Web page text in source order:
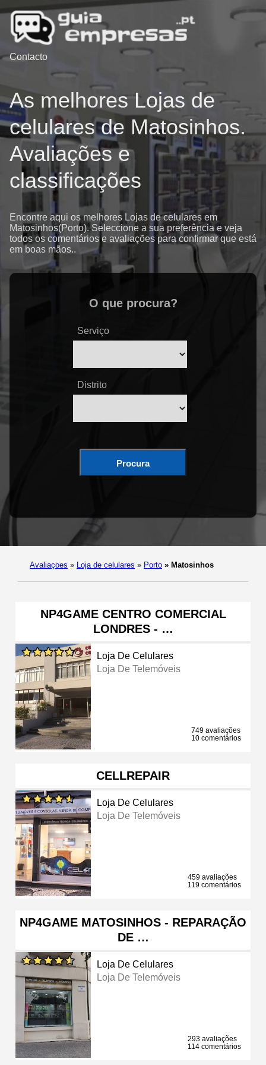
Contacto
As melhores Lojas de
celulares de Matosinhos.
Avaliações e
classificações
Encontre aqui os melhores Lojas de celulares em
Matosinhos(Porto). Seleccione a sua preferência e veja
todos os comentários e avaliações para confirmar que está
em boas mãos..
O que procura?
Serviço
Distrito
Procura
Avaliaçoes » Loja de celulares » Porto » Matosinhos
NP4GAME CENTRO COMERCIAL
LONDRES - …
Loja De Celulares
Loja De Telemóveis
749 avaliações
10 comentários
CELLREPAIR
Loja De Celulares
Loja De Telemóveis
459 avaliações
119 comentários
NP4GAME MATOSINHOS - REPARAÇÃO
DE …
Loja De Celulares
Loja De Telemóveis
293 avaliações
114 comentários